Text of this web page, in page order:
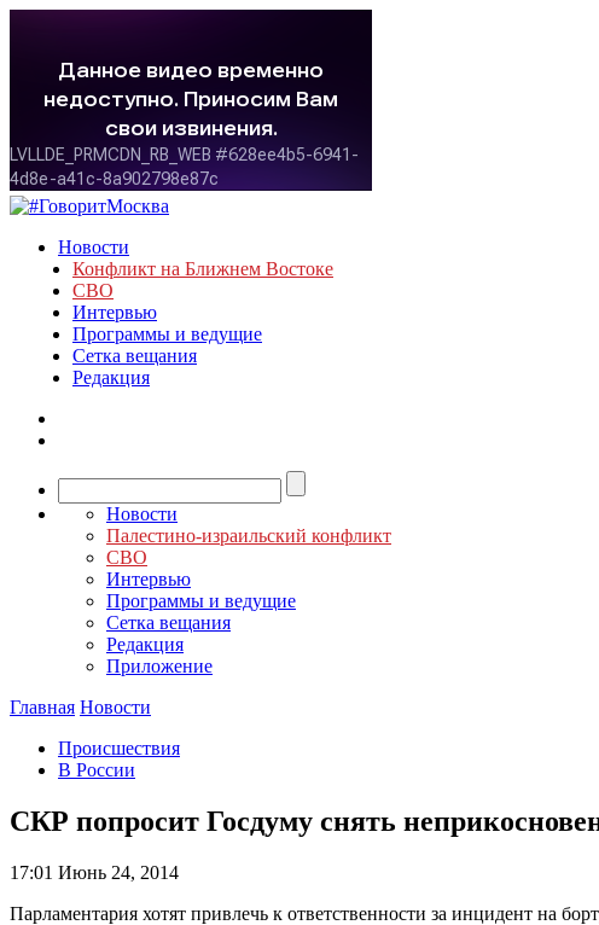
Новости
Конфликт на Ближнем Востоке
СВО
Интервью
Программы и ведущие
Сетка вещания
Редакция
Новости
Палестино-израильский конфликт
СВО
Интервью
Программы и ведущие
Сетка вещания
Редакция
Приложение
Главная Новости
Происшествия
В России
СКР попросит Госдуму снять
17:01 Июнь 24, 2014
Парламентария хотят привлечь к ответственности за инцидент на